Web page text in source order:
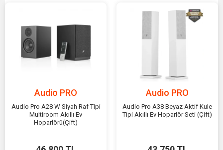
Audio PRO
Audio Pro A28 W Siyah Raf Tipi
Multiroom Akıllı Ev
Hoparlörü(Çift)
Audio PRO
Audio Pro A38 Beyaz Aktif Kule
Tipi Akıllı Ev Hoparlör Seti (Çift)